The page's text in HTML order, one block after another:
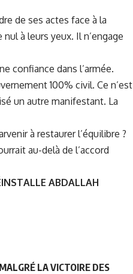
de ses actes face à la
à leurs yeux. Il n’engage
confiance dans l’armée.
100% civil. Ce n’est
un autre manifestant. La
à restaurer l’équilibre ?
au-delà de l’accord
ABDALLAH
LA VICTOIRE DES